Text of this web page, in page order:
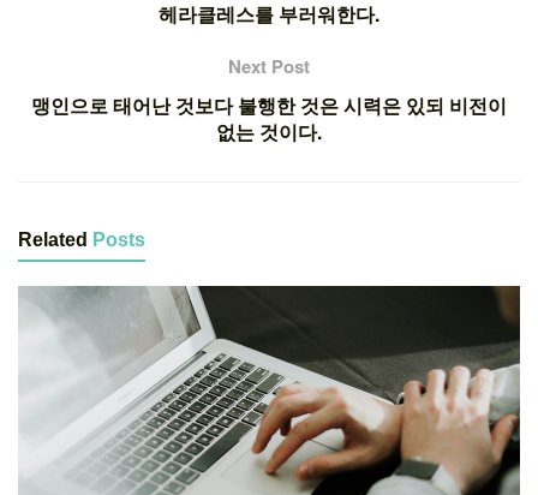
헤라클레스를 부러워한다.
Next Post
맹인으로 태어난 것보다 불행한 것은 시력은 있되 비전이
없는 것이다.
Related Posts